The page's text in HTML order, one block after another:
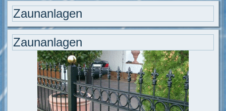
Zaunanlagen
Zaunanlagen